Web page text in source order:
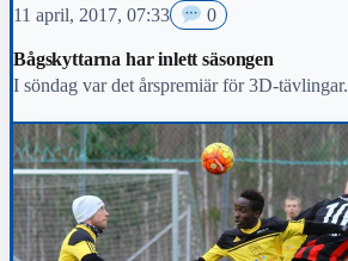
11 april, 2017, 07:33 0
Bågskyttarna har inlett säsongen
I söndag var det årspremiär för 3D-tävlingar.